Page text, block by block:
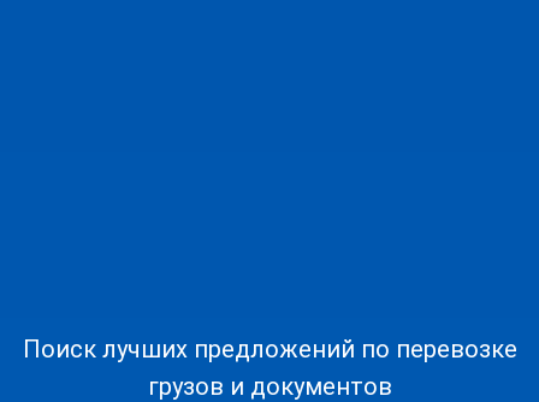
Поиск лучших предложений по перевозке
грузов и документов